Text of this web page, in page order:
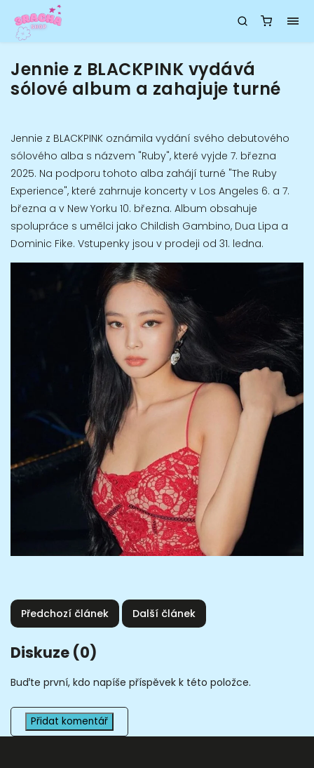
Jennie z BLACKPINK vydává
sólové album a zahajuje turné
Jennie z BLACKPINK oznámila vydání svého debutového
sólového alba s názvem "Ruby", které vyjde 7. března
2025. Na podporu tohoto alba zahájí turné "The Ruby
Experience", které zahrnuje koncerty v Los Angeles 6. a 7.
března a v New Yorku 10. března. Album obsahuje
spolupráce s umělci jako Childish Gambino, Dua Lipa a
Dominic Fike. Vstupenky jsou v prodeji od 31. ledna.
Předchozí článek Další článek
Diskuze (0)
Buďte první, kdo napíše příspěvek k této položce.
Přidat komentář